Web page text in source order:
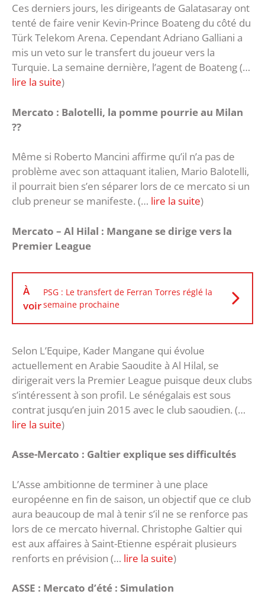
Ces derniers jours, les dirigeants de Galatasaray ont
tenté de faire venir Kevin-Prince Boateng du côté du
Türk Telekom Arena. Cependant Adriano Galliani a
mis un veto sur le transfert du joueur vers la
Turquie. La semaine dernière, l’agent de Boateng (…
lire la suite)
Mercato : Balotelli, la pomme pourrie au Milan
??
Même si Roberto Mancini affirme qu’il n’a pas de
problème avec son attaquant italien, Mario Balotelli,
il pourrait bien s’en séparer lors de ce mercato si un
club preneur se manifeste. (… lire la suite)
Mercato – Al Hilal : Mangane se dirige vers la
Premier League
À
voir
PSG : Le transfert de Ferran Torres réglé la
semaine prochaine
Selon L’Equipe, Kader Mangane qui évolue
actuellement en Arabie Saoudite à Al Hilal, se
dirigerait vers la Premier League puisque deux clubs
s’intéressent à son profil. Le sénégalais est sous
contrat jusqu’en juin 2015 avec le club saoudien. (…
lire la suite)
Asse-Mercato : Galtier explique ses difficultés
L’Asse ambitionne de terminer à une place
européenne en fin de saison, un objectif que ce club
aura beaucoup de mal à tenir s’il ne se renforce pas
lors de ce mercato hivernal. Christophe Galtier qui
est aux affaires à Saint-Etienne espérait plusieurs
renforts en prévision (… lire la suite)
ASSE : Mercato d’été : Simulation